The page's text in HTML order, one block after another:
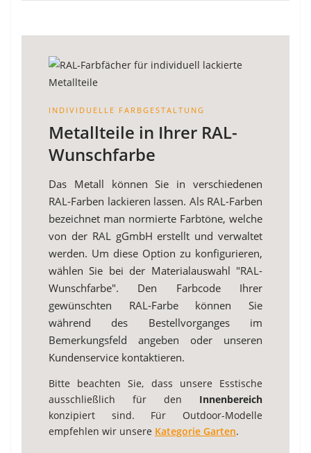
INDIVIDUELLE FARBGESTALTUNG
Metallteile in Ihrer RAL-
Wunschfarbe
Das Metall können Sie in verschiedenen
RAL-Farben lackieren lassen. Als RAL-Farben
bezeichnet man normierte Farbtöne, welche
von der RAL gGmbH erstellt und verwaltet
werden. Um diese Option zu konfigurieren,
wählen Sie bei der Materialauswahl "RAL-
Wunschfarbe". Den Farbcode Ihrer
gewünschten RAL-Farbe können Sie
während des Bestellvorganges im
Bemerkungsfeld angeben oder unseren
Kundenservice kontaktieren.
Bitte beachten Sie, dass unsere Esstische
ausschließlich für den Innenbereich
konzipiert sind. Für Outdoor-Modelle
empfehlen wir unsere Kategorie Garten.